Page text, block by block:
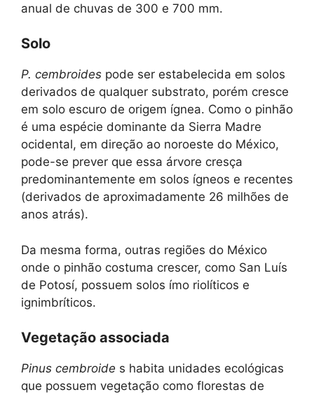
anual de chuvas de 300 e 700 mm.
Solo
P. cembroides pode ser estabelecida em solos
derivados de qualquer substrato, porém cresce
em solo escuro de origem ígnea. Como o pinhão
é uma espécie dominante da Sierra Madre
ocidental, em direção ao noroeste do México,
pode-se prever que essa árvore cresça
predominantemente em solos ígneos e recentes
(derivados de aproximadamente 26 milhões de
anos atrás).
Da mesma forma, outras regiões do México
onde o pinhão costuma crescer, como San Luís
de Potosí, possuem solos ímo riolíticos e
ignimbríticos.
Vegetação associada
Pinus cembroide s habita unidades ecológicas
que possuem vegetação como florestas de